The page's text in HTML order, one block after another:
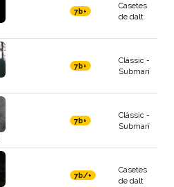
7b+
Casetes
de dalt
7b+
Clàssic -
Submarí
7b+
Clàssic -
Submarí
7b/+
Casetes
de dalt